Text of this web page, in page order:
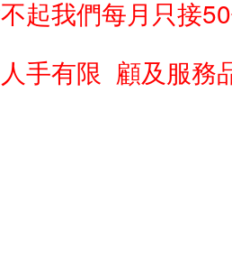
起我們每月只接
人手有限 顧及服務